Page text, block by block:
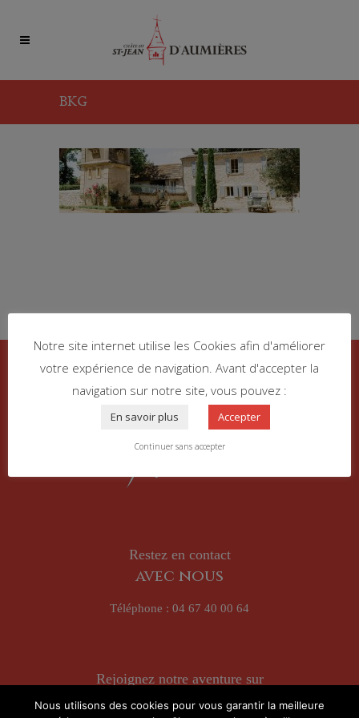
BKG
Restez en contact
avec nous
Téléphone : 04 67 40 00 64
Rejoignez notre aventure sur
Notre site internet utilise les Cookies afin d'améliorer
votre expérience de navigation. Avant d'accepter la
navigation sur notre site, vous pouvez :
En savoir plus Accepter
Continuer sans accepter
Nous utilisons des cookies pour vous garantir la meilleure